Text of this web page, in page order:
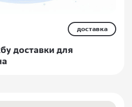
доставка
доставки для